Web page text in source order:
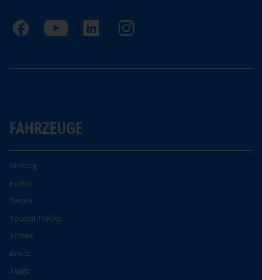
FAHRZEUGE
Unimog
Econic
Zetros
Special Trucks
Actros
Arocs
Atego